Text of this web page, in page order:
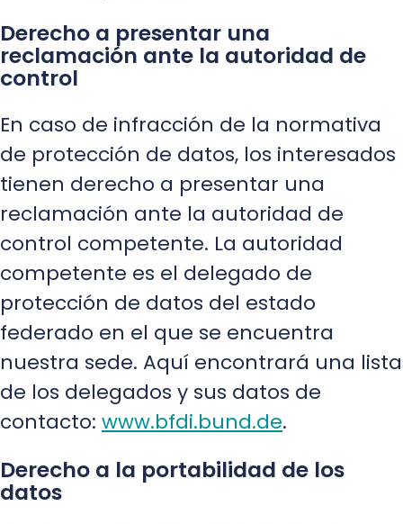
Derecho a presentar una
reclamación ante la autoridad de
control
En caso de infracción de la normativa
de protección de datos, los interesados
tienen derecho a presentar una
reclamación ante la autoridad de
control competente. La autoridad
competente es el delegado de
protección de datos del estado
federado en el que se encuentra
nuestra sede. Aquí encontrará una lista
de los delegados y sus datos de
contacto: www.bfdi.bund.de.
Derecho a la portabilidad de los
datos